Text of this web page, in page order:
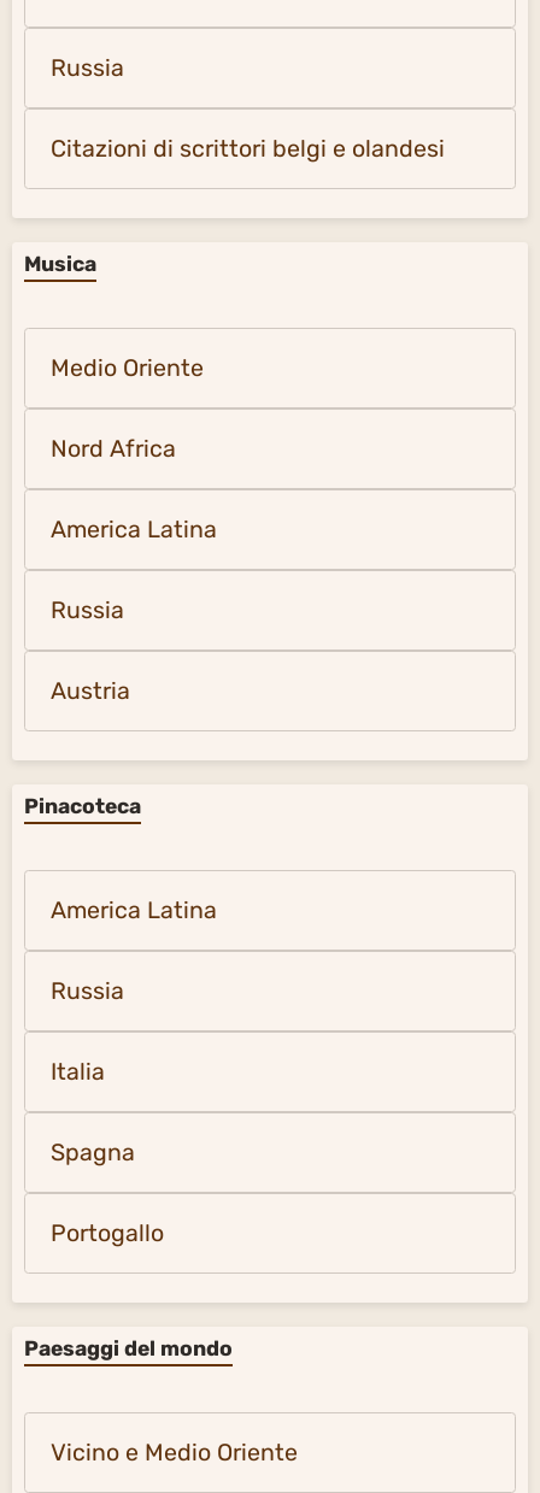
Russia
Citazioni di scrittori belgi e olandesi
Musica
Medio Oriente
Nord Africa
America Latina
Russia
Austria
Pinacoteca
America Latina
Russia
Italia
Spagna
Portogallo
Paesaggi del mondo
Vicino e Medio Oriente